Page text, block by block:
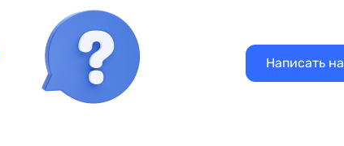
Написать